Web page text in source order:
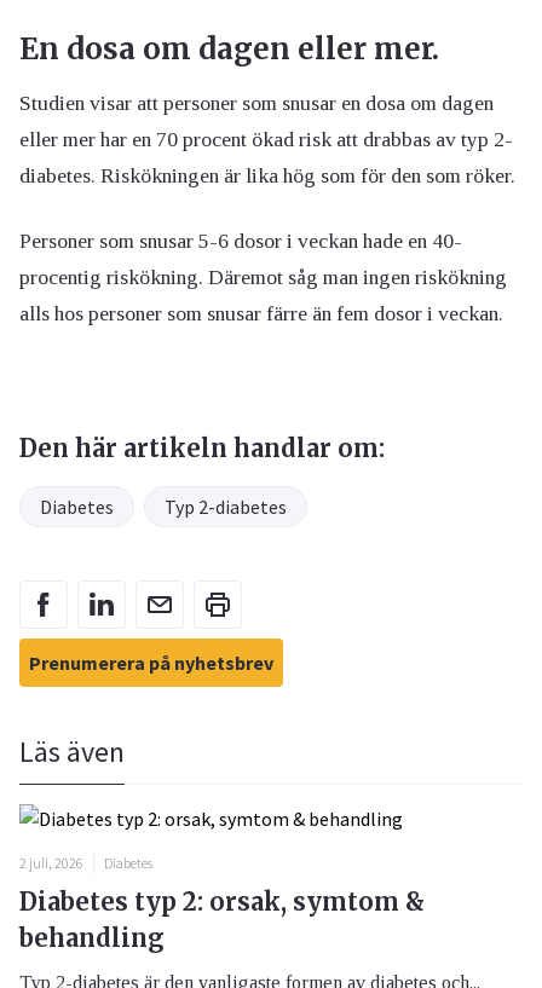
En dosa om dagen eller mer.
Studien visar att personer som snusar en dosa om dagen
eller mer har en 70 procent ökad risk att drabbas av typ 2-
diabetes. Riskökningen är lika hög som för den som röker.
Personer som snusar 5-6 dosor i veckan hade en 40-
procentig riskökning. Däremot såg man ingen riskökning
alls hos personer som snusar färre än fem dosor i veckan.
Den här artikeln handlar om:
Diabetes Typ 2-diabetes
Prenumerera på nyhetsbrev
Läs även
2 juli, 2026 Diabetes
Diabetes typ 2: orsak, symtom &
behandling
Typ 2-diabetes är den vanligaste formen av diabetes och...